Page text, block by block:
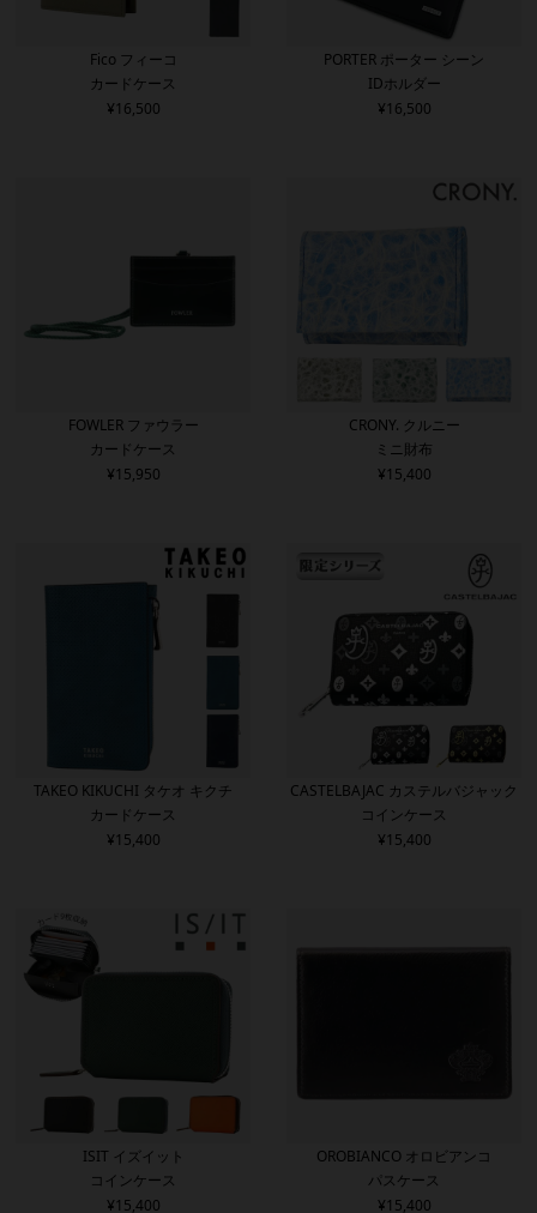
Fico フィーコ
カードケース
¥16,500
PORTER ポーター シーン
IDホルダー
¥16,500
FOWLER ファウラー
カードケース
¥15,950
CRONY. クルニー
ミニ財布
¥15,400
TAKEO KIKUCHI タケオ キクチ
カードケース
¥15,400
CASTELBAJAC カステルバジャック
コインケース
¥15,400
ISIT イズイット
コインケース
¥15,400
OROBIANCO オロビアンコ
パスケース
¥15,400